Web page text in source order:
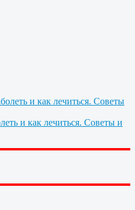
и как лечиться. Советы и